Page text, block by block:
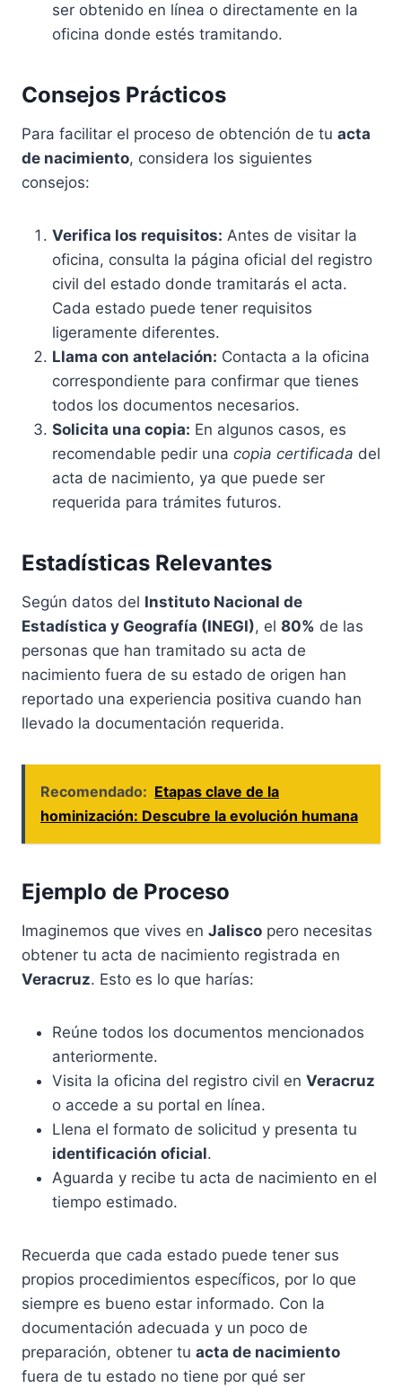
ser obtenido en línea o directamente en la
oficina donde estés tramitando.
Consejos Prácticos
Para facilitar el proceso de obtención de tu acta
de nacimiento, considera los siguientes
consejos:
Verifica los requisitos: Antes de visitar la
oficina, consulta la página oficial del registro
civil del estado donde tramitarás el acta.
Cada estado puede tener requisitos
ligeramente diferentes.
Llama con antelación: Contacta a la oficina
correspondiente para confirmar que tienes
todos los documentos necesarios.
Solicita una copia: En algunos casos, es
recomendable pedir una copia certificada del
acta de nacimiento, ya que puede ser
requerida para trámites futuros.
Estadísticas Relevantes
Según datos del Instituto Nacional de
Estadística y Geografía (INEGI), el 80% de las
personas que han tramitado su acta de
nacimiento fuera de su estado de origen han
reportado una experiencia positiva cuando han
llevado la documentación requerida.
Recomendado: Etapas clave de la
hominización: Descubre la evolución humana
Ejemplo de Proceso
Imaginemos que vives en Jalisco pero necesitas
obtener tu acta de nacimiento registrada en
Veracruz. Esto es lo que harías:
Reúne todos los documentos mencionados
anteriormente.
Visita la oficina del registro civil en Veracruz
o accede a su portal en línea.
Llena el formato de solicitud y presenta tu
identificación oficial.
Aguarda y recibe tu acta de nacimiento en el
tiempo estimado.
Recuerda que cada estado puede tener sus
propios procedimientos específicos, por lo que
siempre es bueno estar informado. Con la
documentación adecuada y un poco de
preparación, obtener tu acta de nacimiento
fuera de tu estado no tiene por qué ser